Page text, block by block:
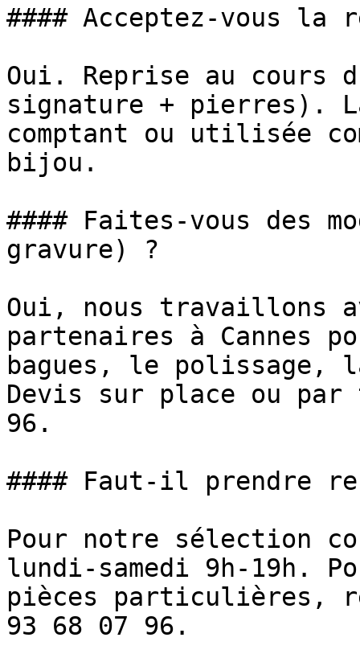
#### Acceptez-vous la
Oui. Reprise au cours
signature + pierres).
comptant ou utilisée
bijou.
#### Faites-vous des
gravure) ?
Oui, nous travaillons
partenaires à Cannes
bagues, le polissage,
Devis sur place ou par
96.
#### Faut-il prendre
Pour notre sélection
lundi-samedi 9h-19h.
pièces particulières,
93 68 07 96.